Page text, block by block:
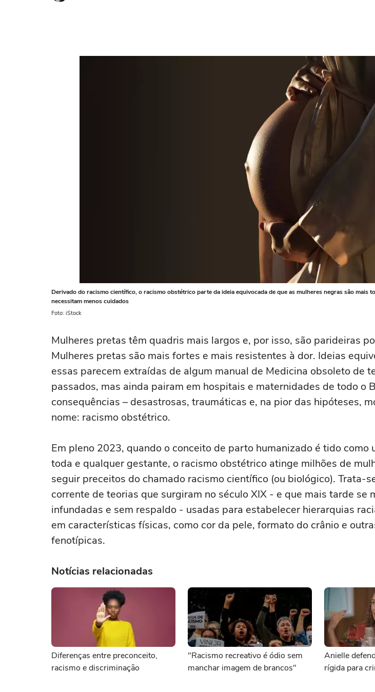
Derivado do racismo científico, o racismo obstétrico parte da ideia equivocada de que as mulheres negras são mais
necessitam menos cuidados
Foto: iStock
Mulheres pretas têm quadris mais largos e, por isso, são parideiras
Mulheres pretas são mais fortes e mais resistentes à dor. Ideias
essas parecem extraídas de algum manual de Medicina obsoleto de
passados, mas ainda pairam em hospitais e maternidades de todo o
consequências – desastrosas, traumáticas e, na pior das hipóteses,
nome: racismo obstétrico.
Em pleno 2023, quando o conceito de parto humanizado é tido como
toda e qualquer gestante, o racismo obstétrico atinge milhões de
seguir preceitos do chamado racismo científico (ou biológico). Trata-
corrente de teorias que surgiram no século XIX - e que mais tarde se
infundadas e sem respaldo - usadas para estabelecer hierarquias
em características físicas, como cor da pele, formato do crânio e
fenotípicas.
Notícias relacionadas
Diferenças entre preconceito,
racismo e discriminação
"Racismo recreativo é ódio sem
manchar imagem de brancos"
Anielle
rígida para